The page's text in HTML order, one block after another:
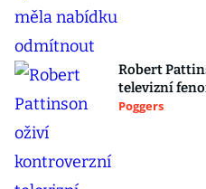
Robert
televizní
Poggers